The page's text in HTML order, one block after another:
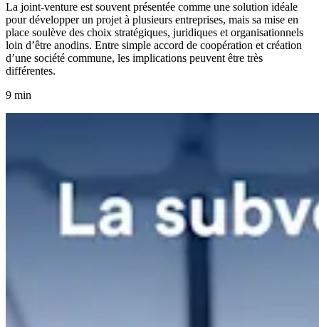
La joint-venture est souvent présentée comme une solution idéale
pour développer un projet à plusieurs entreprises, mais sa mise en
place soulève des choix stratégiques, juridiques et organisationnels
loin d’être anodins. Entre simple accord de coopération et création
d’une société commune, les implications peuvent être très
différentes.
9 min